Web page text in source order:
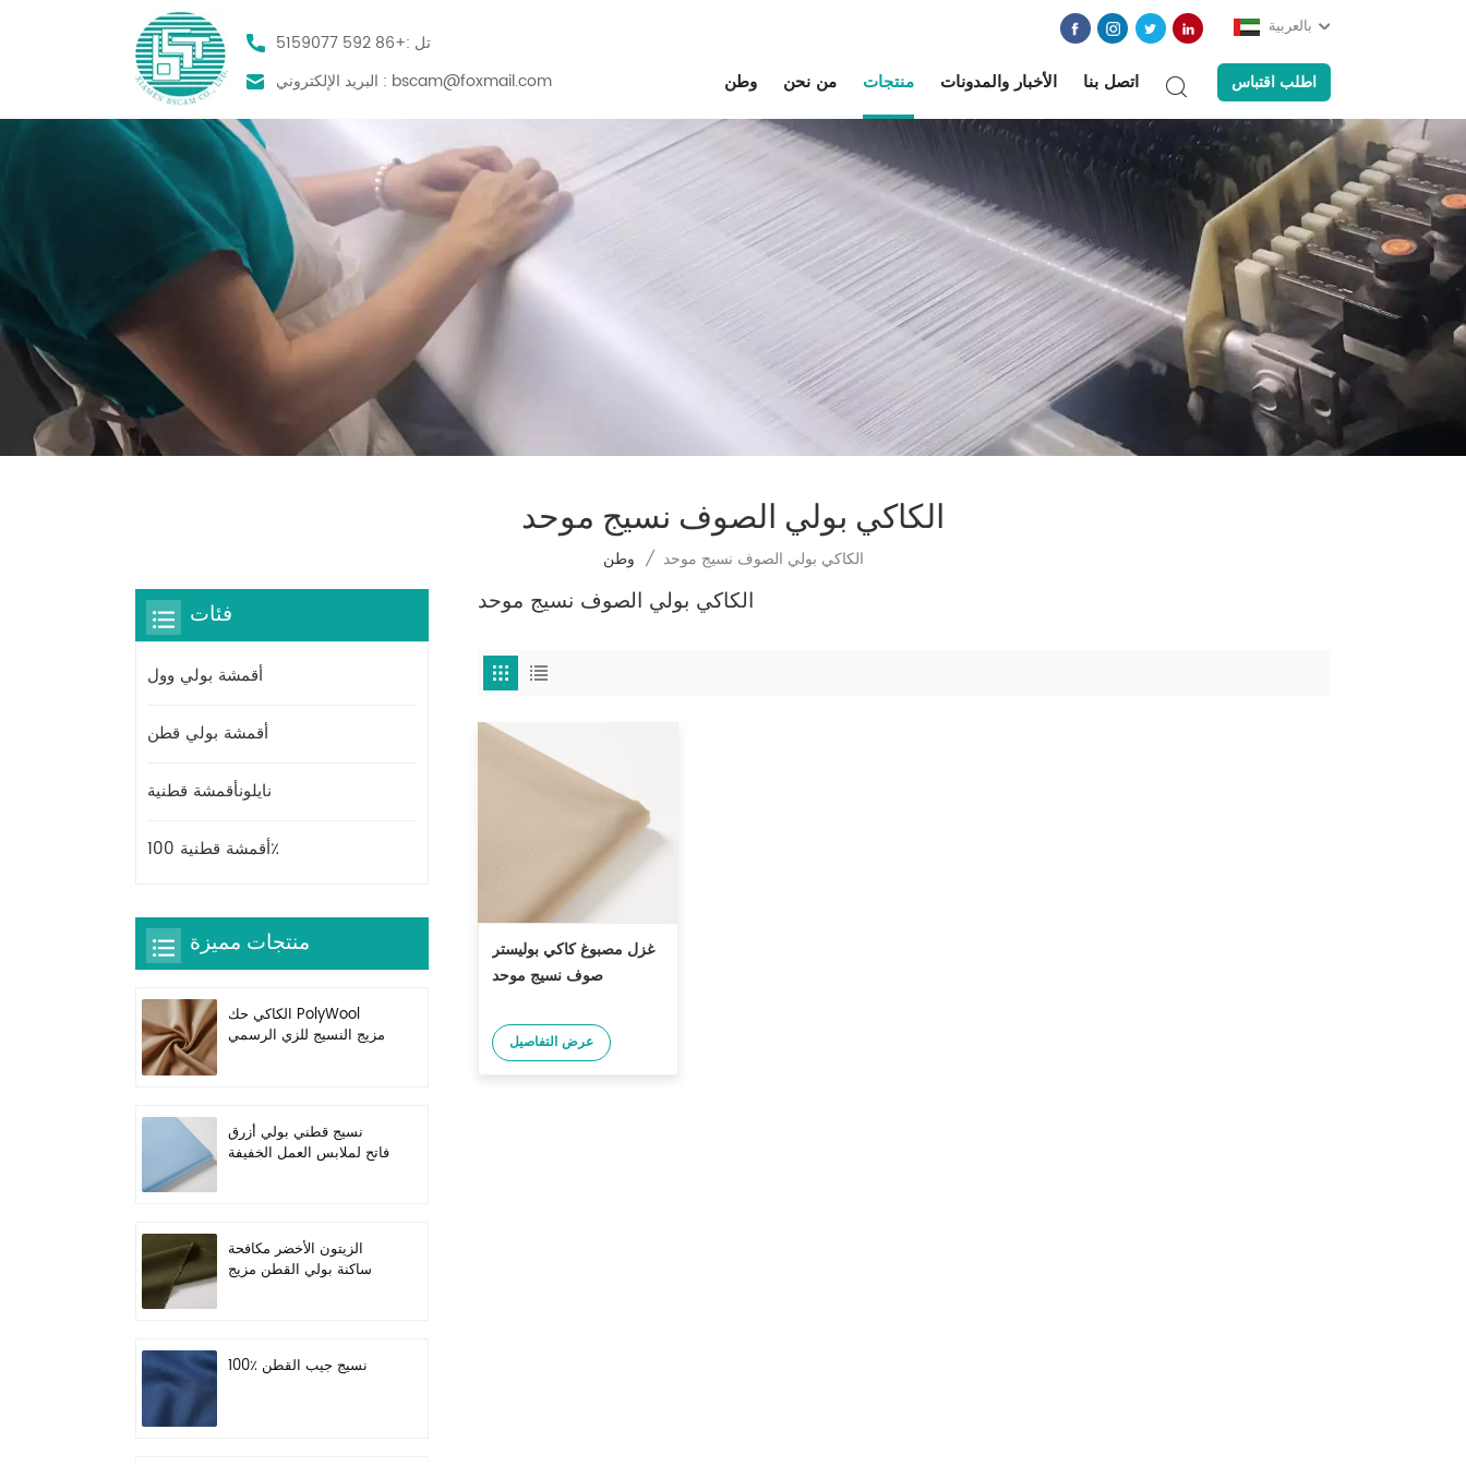
تل :+86 592 5159077
البريد الإلكتروني : bscam@foxmail.com
بالعربية
وطن من نحن منتجات الأخبار والمدونات اتصل بنا اطلب اقتباس
الكاكي بولي الصوف نسيج موحد
وطن / الكاكي بولي الصوف نسيج موحد
الكاكي بولي الصوف نسيج موحد
غزل مصبوغ كاكي بوليستر
صوف نسيج موحد
عرض التفاصيل
فئات
أقمشة بولي وول
أقمشة بولي قطن
نايلونأقمشة قطنية
أقمشة قطنية 100٪
منتجات مميزة
الكاكي حك PolyWool
مزيج النسيج للزي الرسمي
نسيج قطني بولي أزرق
فاتح لملابس العمل الخفيفة
الزيتون الأخضر مكافحة
ساكنة بولي القطن مزيج
100٪ نسيج جيب القطن